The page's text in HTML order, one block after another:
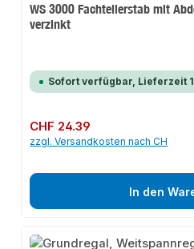
WS 3000 Fachteilerstab mit
verzinkt
Sofort verfügbar, Lieferzeit
Regulärer Preis:
CHF 24.39
zzgl. Versandkosten nach CH
In den